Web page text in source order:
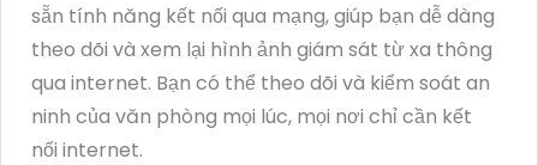
sẵn tính năng kết nối qua mạng, giúp bạn dễ dàng
theo dõi và xem lại hình ảnh giám sát từ xa thông
qua internet. Bạn có thể theo dõi và kiểm soát an
ninh của văn phòng mọi lúc, mọi nơi chỉ cần kết
nối internet.